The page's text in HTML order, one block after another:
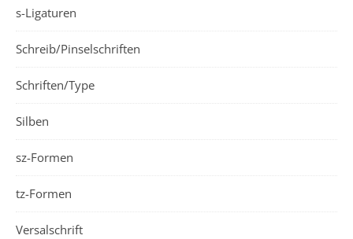
s-Ligaturen
Schreib/Pinselschriften
Schriften/Type
Silben
sz-Formen
tz-Formen
Versalschrift